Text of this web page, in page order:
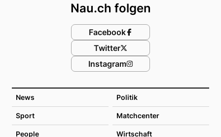
News Politik
Sport Matchcenter
People Wirtschaft
Nau.ch folgen
Facebook
Twitter
Instagram